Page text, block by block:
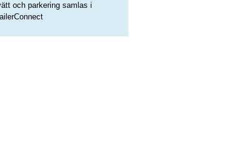
och parkering samlas i